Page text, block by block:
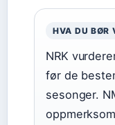
HVA DU BØR
NRK
før de
sesonger.